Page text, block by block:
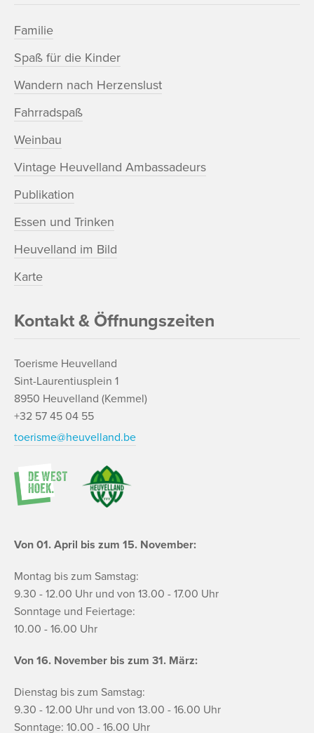
Familie
Spaß für die Kinder
Wandern nach Herzenslust
Fahrradspaß
Weinbau
Vintage Heuvelland Ambassadeurs
Publikation
Essen und Trinken
Heuvelland im Bild
Karte
Kontakt & Öffnungszeiten
Toerisme Heuvelland
Sint-Laurentiusplein 1
8950 Heuvelland (Kemmel)
+32 57 45 04 55
toerisme@heuvelland.be
Von 01. April bis zum 15. November:
Montag bis zum Samstag:
9.30 - 12.00 Uhr und von 13.00 - 17.00 Uhr
Sonntage und Feiertage:
10.00 - 16.00 Uhr
Von 16. November bis zum 31. März:
Dienstag bis zum Samstag:
9.30 - 12.00 Uhr und von 13.00 - 16.00 Uhr
Sonntage: 10.00 - 16.00 Uhr